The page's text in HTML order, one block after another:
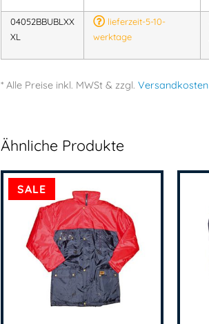
04052BBUBLXX
XL
lieferzeit-5-10-
werktage
* Alle Preise inkl. MWSt & zzgl. Versandkosten
Ähnliche Produkte
SALE